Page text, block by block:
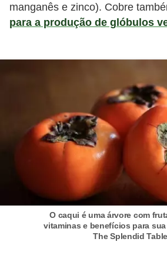
manganês e zinco). Cobre
para a produção de glóbulos
O caqui é uma árvore com
vitaminas e benefícios para
The Splendid